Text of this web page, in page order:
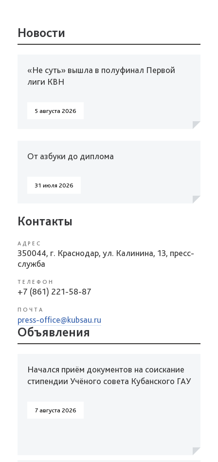
Новости
«Не суть» вышла в полуфинал Первой
лиги КВН
5 августа 2026
От азбуки до диплома
31 июля 2026
Контакты
АДРЕС
350044, г. Краснодар, ул. Калинина, 13, пресс-
служба
ТЕЛЕФОН
+7 (861) 221-58-87
ПОЧТА
press-office@kubsau.ru
Объявления
Начался приём документов на соискание
стипендии Учёного совета Кубанского ГАУ
7 августа 2026